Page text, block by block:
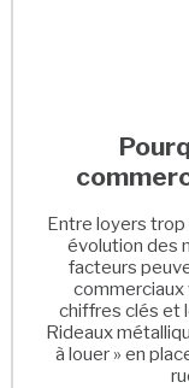
Entre loyers
évolution des
facteurs
commerciaux
chiffres clés et
Rideaux
à louer » en